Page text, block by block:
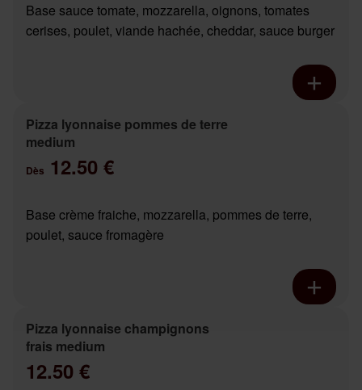
Base sauce tomate, mozzarella, oignons, tomates
cerises, poulet, viande hachée, cheddar, sauce burger
Pizza lyonnaise pommes de terre
medium
Dès 12.50 €
Base crème fraiche, mozzarella, pommes de terre,
poulet, sauce fromagère
Pizza lyonnaise champignons
frais medium
12.50 €